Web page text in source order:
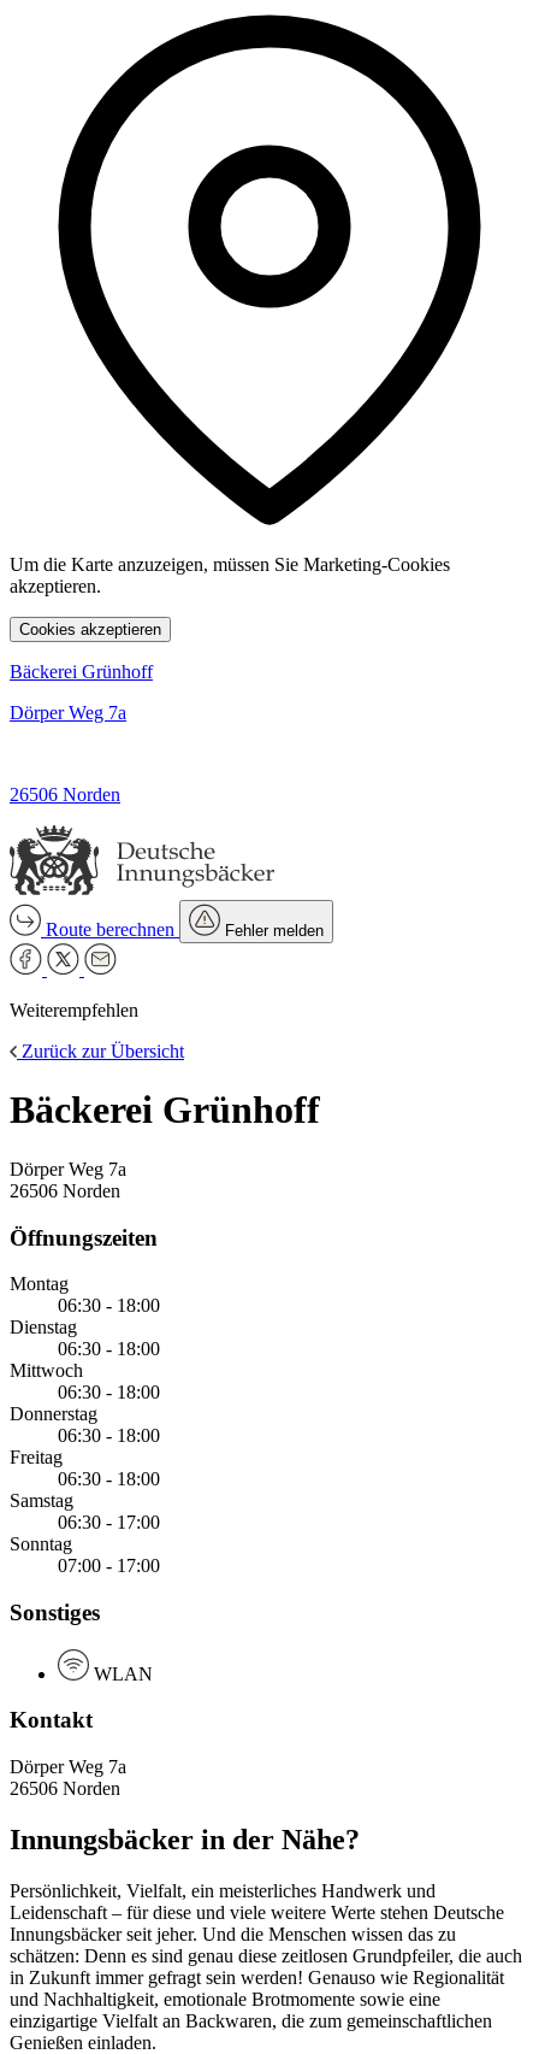
Um die Karte anzuzeigen, müssen Sie Marketing-Cookies
akzeptieren.
Cookies akzeptieren
Bäckerei Grünhoff
Dörper Weg 7a
26506 Norden
Route berechnen Fehler melden
Weiterempfehlen
Zurück zur Übersicht
Bäckerei Grünhoff
Dörper Weg 7a
26506 Norden
Öffnungszeiten
Montag
06:30 - 18:00
Dienstag
06:30 - 18:00
Mittwoch
06:30 - 18:00
Donnerstag
06:30 - 18:00
Freitag
06:30 - 18:00
Samstag
06:30 - 17:00
Sonntag
07:00 - 17:00
Sonstiges
WLAN
Kontakt
Dörper Weg 7a
26506 Norden
Innungsbäcker in der Nähe?
Persönlichkeit, Vielfalt, ein meisterliches Handwerk und
Leidenschaft – für diese und viele weitere Werte stehen Deutsche
Innungsbäcker seit jeher. Und die Menschen wissen das zu
schätzen: Denn es sind genau diese zeitlosen Grundpfeiler, die auch
in Zukunft immer gefragt sein werden! Genauso wie Regionalität
und Nachhaltigkeit, emotionale Brotmomente sowie eine
einzigartige Vielfalt an Backwaren, die zum gemeinschaftlichen
Genießen einladen.